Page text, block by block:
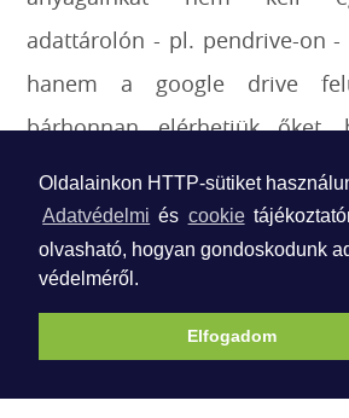
Oldalainkon HTTP-sütiket
Adatvédelmi és cookie
olvasható, hogyan gondoskodunk
védelméről.
Elfogadom
adattárolón - pl. pendrive-on -
hanem a google drive
bárhonnan elérhetjük
csatlakozás és be vagyunk
fiókunkba. A feltöltött fájlokat
tudjuk megnyitni és szükség
Beállítástól függően
elérhetőek a fájlok.
A felület alkalmas